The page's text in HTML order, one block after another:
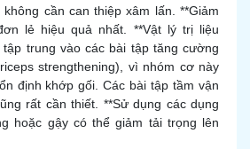
cần can thiệp xâm lấn. **Giảm
lẻ hiệu quả nhất. **Vật lý trị liệu
tập trung vào các bài tập tăng cường
strengthening), vì nhóm cơ này
định khớp gối. Các bài tập tầm vận
rất cần thiết. **Sử dụng các dụng
hoặc gậy có thể giảm tải trọng lên